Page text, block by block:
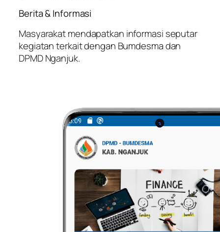
Berita & Informasi
Masyarakat mendapatkan informasi seputar
kegiatan terkait dengan Bumdesma dan
DPMD Nganjuk.